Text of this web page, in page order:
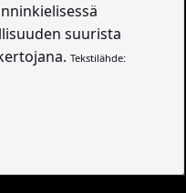
suurista
Tekstilähde: